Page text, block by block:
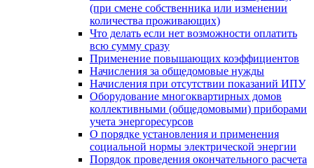
(при смене собственника или изменении
количества проживающих)
Что делать если нет возможности оплатить
всю сумму сразу
Применение повышающих коэффициентов
Начисления за общедомовые нужды
Начисления при отсутствии показаний ИПУ
Оборудование многоквартирных домов
коллективными (общедомовыми) приборами
учета энергоресурсов
О порядке установления и применения
социальной нормы электрической энергии
Порядок проведения окончательного расчета